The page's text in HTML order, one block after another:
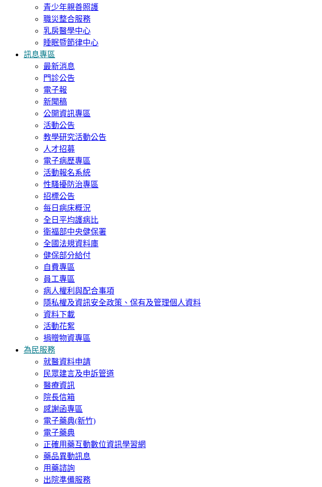
青少年親善照護
職災整合服務
乳房醫學中心
睡眠暨節律中心
訊息專區
最新消息
門診公告
電子報
新聞稿
公開資訊專區
活動公告
教學研究活動公告
人才招募
電子病歷專區
活動報名系統
性騷擾防治專區
招標公告
每日病床概況
全日平均護病比
衛福部中央健保署
全國法規資料庫
健保部分給付
自費專區
員工專區
病人權利與配合事項
隱私權及資訊安全政策、保有及管理個人資料
資料下載
活動花絮
捐贈物資專區
為民服務
就醫資料申請
民眾建言及申訴管道
醫療資訊
院長信箱
感謝函專區
電子藥典(新竹)
電子藥典
正確用藥互動數位資訊學習網
藥品異動訊息
用藥諮詢
出院準備服務